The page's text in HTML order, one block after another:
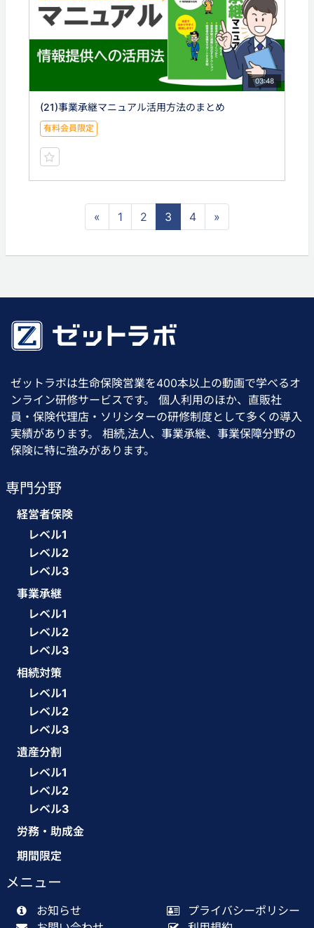
03:48
(21)事業承継マニュアル活用方法のまとめ
有料会員限定
« 1 2 3 4 »
ゼットラボは生命保険営業を400本以上の動画で学べるオ
ンライン研修サービスです。 個人利用のほか、直販社
員・保険代理店・ソリシターの研修制度として多くの導入
実績があります。 相続,法人、事業承継、事業保障分野の
保険に特に強みがあります。
専門分野
経営者保険
レベル1
レベル2
レベル3
事業承継
レベル1
レベル2
レベル3
相続対策
レベル1
レベル2
レベル3
遺産分割
レベル1
レベル2
レベル3
労務・助成金
期間限定
メニュー
お知らせ
プライバシーポリシー